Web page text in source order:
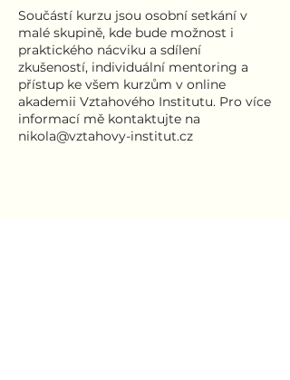
Součástí kurzu jsou osobní setkání v
malé skupině, kde bude možnost i
praktického nácviku a sdílení
zkušeností, individuální mentoring a
přístup ke všem kurzům v online
akademii Vztahového Institutu. Pro více
informací mě kontaktujte na
nikola@vztahovy-institut.cz